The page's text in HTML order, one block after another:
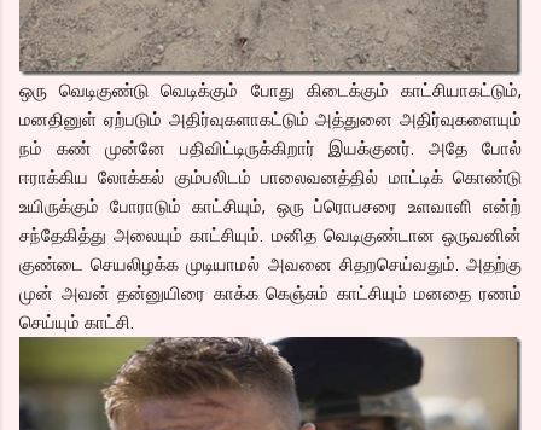
ஒரு வெடிகுண்டு வெடிக்கும் போது கிடைக்கும் காட்சியாகட்டும்,
மனதினுள் ஏற்படும் அதிர்வுகளாகட்டும் அத்துனை அதிர்வுகளையும்
நம் கண் முன்னே பதிவிட்டிருக்கிறார் இயக்குனர். அதே போல்
ஈராக்கிய லோக்கல் கும்பலிடம் பாலைவனத்தில் மாட்டிக் கொண்டு
உயிருக்கும் போராடும் காட்சியும், ஒரு ப்ரொபசரை உளவாளி என்ற்
சந்தேகித்து அலையும் காட்சியும். மனித வெடிகுண்டான ஒருவனின்
குண்டை செயலிழக்க முடியாமல் அவனை சிதறசெய்வதும். அதற்கு
முன் அவன் தன்னுயிரை காக்க கெஞ்சும் காட்சியும் மனதை ரணம்
செய்யும் காட்சி.